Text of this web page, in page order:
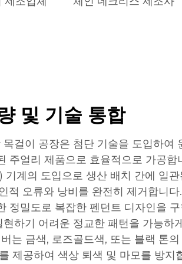
및 기술 통합
걸이 공장은 첨단 기술을 도입하여
주얼리 제품으로 효율적으로 가공합
기계의 도입으로 생산 배치 간에 일관
적 오류와 낭비를 완전히 제거합니다
정밀도로 복잡한 펜던트 디자인을 구
하기 어려운 정교한 패턴을 가능하
는 금색, 로즈골드색, 또는 블랙 톤의
제공하여 색상 퇴색 및 마모를 방지